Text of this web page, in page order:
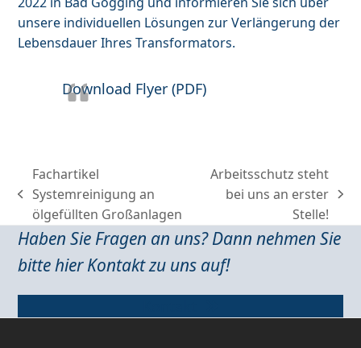
unsere individuellen Lösungen zur Verlängerung der
Lebensdauer Ihres Transformators.
Download Flyer (PDF)
previous
post:
Fachartikel
Systemreinigung an
ölgefüllten Großanlagen
next
post:
Arbeitsschutz steht
bei uns an erster
Stelle!
Haben Sie Fragen an uns? Dann nehmen Sie
bitte hier Kontakt zu uns auf!